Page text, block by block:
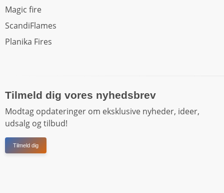
Magic fire
ScandiFlames
Planika Fires
Tilmeld dig vores nyhedsbrev
Modtag opdateringer om eksklusive nyheder, ideer,
udsalg og tilbud!
Tilmeld dig